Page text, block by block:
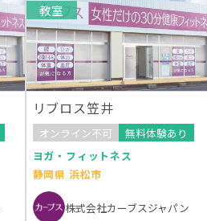
教室
リブロス笠井
オンライン不可
無料体験あり
ヨガ・フィットネス
静岡県 浜松市
株式会社カーブスジャパン